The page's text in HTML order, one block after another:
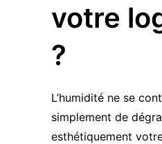
votre
?
L’humidité ne se
simplement de
esthétiquement